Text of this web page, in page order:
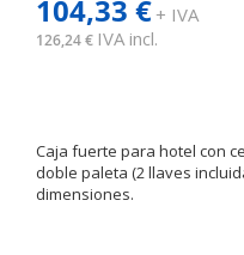
104,33 €+ IVA
126,24 € IVA incl.
Caja fuerte para hotel con
doble paleta (2 llaves
dimensiones.